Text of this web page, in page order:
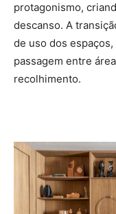
protagonismo,
descanso. A
de uso dos
passagem entre
recolhimento.